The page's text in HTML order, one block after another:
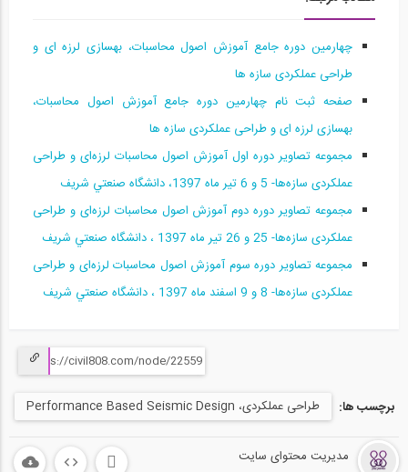
قسمتی از فیلم معرفی بخش نرم افزاری دوره...
قسمتی از فیلم معرفی بخش نرم افزاری دوره...
روش های افزایش استقامت سازه
07:57
معیار پذیرش رفتاری در قاب خمشی فولادی
22
فیلم کامل ورکشاپ بهسازی لرزه ای در قالب...
چهارمین دوره جامع آموزش اصول محاسبات، بهسازی لرزه ای و
طراحی عملکردی سازه ها
صفحه ثبت نام چهارمین دوره جامع آموزش اصول محاسبات،
بهسازی لرزه ای و طراحی عملکردی سازه ها
مجموعه تصاوير دوره اول آموزش اصول محاسبات لرزه‌ای و طراحی
عملکردی سازه‌ها- 5 و 6 تير ماه 1397، دانشگاه صنعتي شريف
مجموعه تصاوير دوره دوم آموزش اصول محاسبات لرزه‌ای و طراحی
عملکردی سازه‌ها- 25 و 26 تير ماه 1397 ، دانشگاه صنعتي شريف
مجموعه تصاوير دوره سوم آموزش اصول محاسبات لرزه‌ای و طراحی
عملکردی سازه‌ها- 8 و 9 اسفند ماه 1397 ، دانشگاه صنعتي شريف
برچسب ها: طراحی عملکردی، Performance Based Seismic Design
مدیریت محتوای سایت